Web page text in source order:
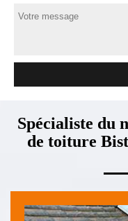
Spécialiste du
de toiture